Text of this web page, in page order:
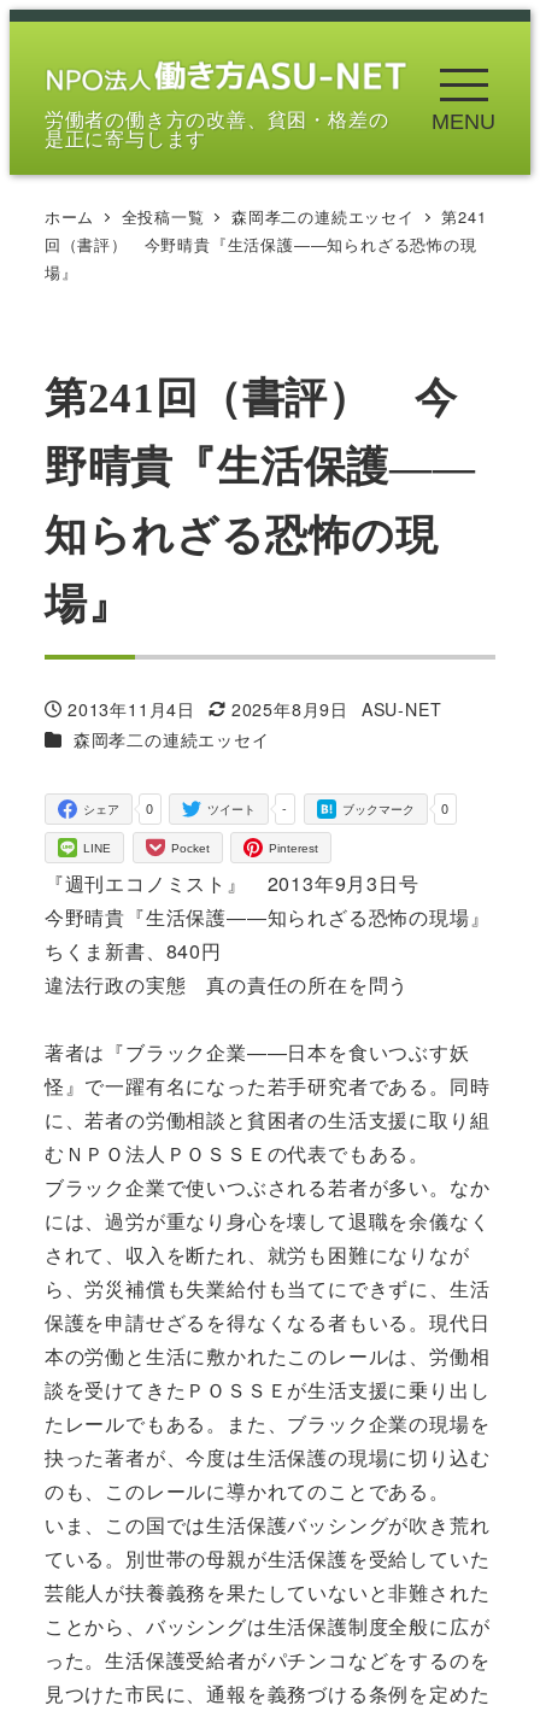
メ
労働者の働き方の改善、貧困・格差の
是正に寄与します
MENU
ホーム 全投稿一覧 森岡孝二の連続エッセイ
第241
回（書評） 今野晴貴『生活保護――知られざる恐怖の現
場』
第241回（書評） 今
野晴貴『生活保護――
知られざる恐怖の現
場』
投稿日
2013年11月4日
更新日
2025年8月9日
著
ASU-NET
カテゴリー
森岡孝二の連続エッセイ
0
シェア -
ツイート 0
ブックマーク
LINE Pocket Pinterest
『週刊エコノミスト』 2013年9月3日号
今野晴貴『生活保護――知られざる恐怖の現場』
ちくま新書、840円
違法行政の実態 真の責任の所在を問う
著者は『ブラック企業――日本を食いつぶす妖
怪』で一躍有名になった若手研究者である。同時
に、若者の労働相談と貧困者の生活支援に取り組
むＮＰＯ法人ＰＯＳＳＥの代表でもある。
ブラック企業で使いつぶされる若者が多い。なか
には、過労が重なり身心を壊して退職を余儀なく
されて、収入を断たれ、就労も困難になりなが
ら、労災補償も失業給付も当てにできずに、生活
保護を申請せざるを得なくなる者もいる。現代日
本の労働と生活に敷かれたこのレールは、労働相
談を受けてきたＰＯＳＳＥが生活支援に乗り出し
たレールでもある。また、ブラック企業の現場を
抉った著者が、今度は生活保護の現場に切り込む
のも、このレールに導かれてのことである。
いま、この国では生活保護バッシングが吹き荒れ
ている。別世帯の母親が生活保護を受給していた
芸能人が扶養義務を果たしていないと非難された
ことから、バッシングは生活保護制度全般に広が
った。生活保護受給者がパチンコなどをするのを
見つけた市民に、通報を義務づける条例を定めた